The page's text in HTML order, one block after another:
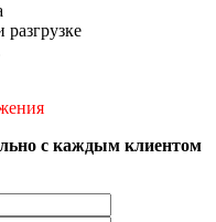
разгрузке
с каждым клиентом